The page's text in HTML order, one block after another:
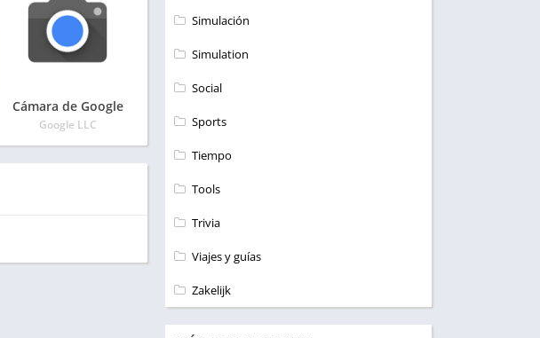
Cámara de Google
Google LLC
Simulación
Simulation
Social
Sports
Tiempo
Tools
Trivia
Viajes y guías
Zakelijk